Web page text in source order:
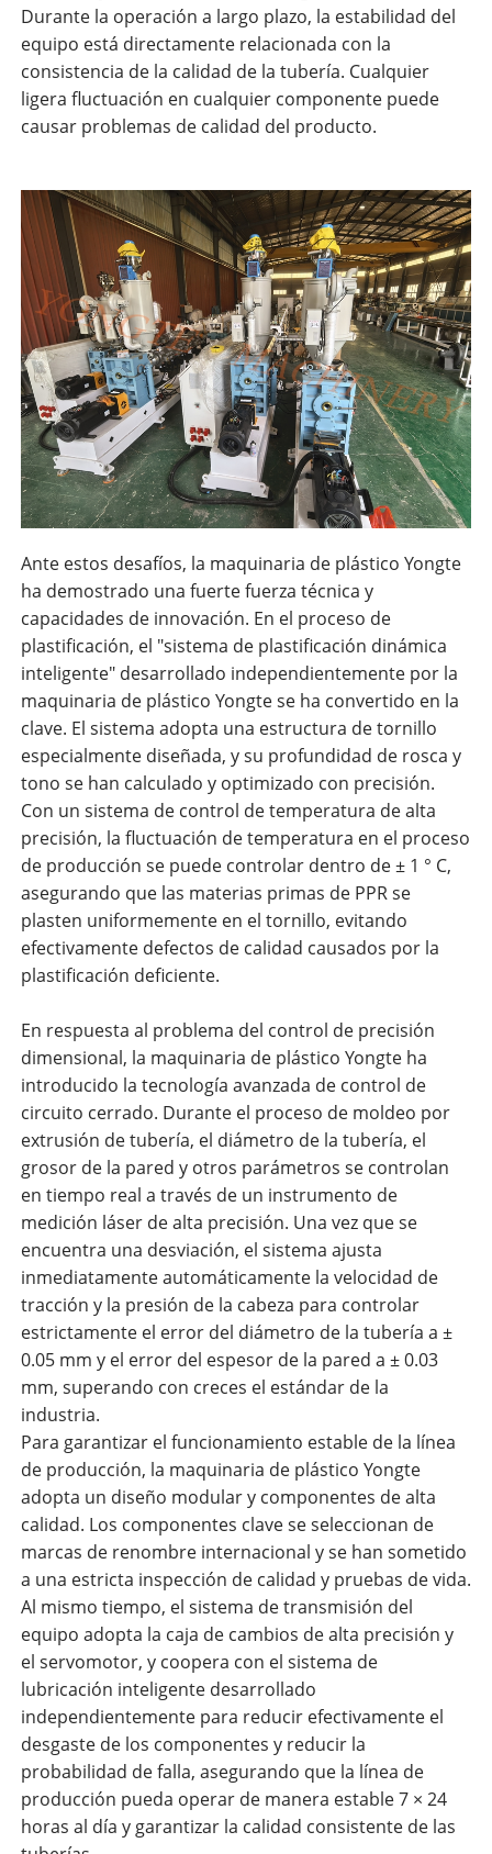
Durante la operación a largo plazo, la estabilidad del
equipo está directamente relacionada con la
consistencia de la calidad de la tubería. Cualquier
ligera fluctuación en cualquier componente puede
causar problemas de calidad del producto.
Ante estos desafíos, la maquinaria de plástico Yongte
ha demostrado una fuerte fuerza técnica y
capacidades de innovación. En el proceso de
plastificación, el "sistema de plastificación dinámica
inteligente" desarrollado independientemente por la
maquinaria de plástico Yongte se ha convertido en la
clave. El sistema adopta una estructura de tornillo
especialmente diseñada, y su profundidad de rosca y
tono se han calculado y optimizado con precisión.
Con un sistema de control de temperatura de alta
precisión, la fluctuación de temperatura en el proceso
de producción se puede controlar dentro de ± 1 ° C,
asegurando que las materias primas de PPR se
plasten uniformemente en el tornillo, evitando
efectivamente defectos de calidad causados ​​por la
plastificación deficiente.
En respuesta al problema del control de precisión
dimensional, la maquinaria de plástico Yongte ha
introducido la tecnología avanzada de control de
circuito cerrado. Durante el proceso de moldeo por
extrusión de tubería, el diámetro de la tubería, el
grosor de la pared y otros parámetros se controlan
en tiempo real a través de un instrumento de
medición láser de alta precisión. Una vez que se
encuentra una desviación, el sistema ajusta
inmediatamente automáticamente la velocidad de
tracción y la presión de la cabeza para controlar
estrictamente el error del diámetro de la tubería a ±
0.05 mm y el error del espesor de la pared a ± 0.03
mm, superando con creces el estándar de la
industria.
Para garantizar el funcionamiento estable de la línea
de producción, la maquinaria de plástico Yongte
adopta un diseño modular y componentes de alta
calidad. Los componentes clave se seleccionan de
marcas de renombre internacional y se han sometido
a una estricta inspección de calidad y pruebas de vida.
Al mismo tiempo, el sistema de transmisión del
equipo adopta la caja de cambios de alta precisión y
el servomotor, y coopera con el sistema de
lubricación inteligente desarrollado
independientemente para reducir efectivamente el
desgaste de los componentes y reducir la
probabilidad de falla, asegurando que la línea de
producción pueda operar de manera estable 7 × 24
horas al día y garantizar la calidad consistente de las